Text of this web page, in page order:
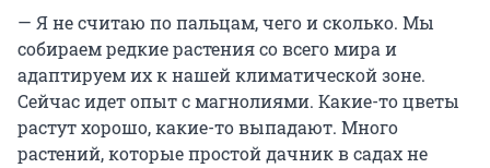
— Я не считаю по пальцам, чего и сколько. Мы
собираем редкие растения со всего мира и
адаптируем их к нашей климатической зоне.
Сейчас идет опыт с магнолиями. Какие-то цветы
растут хорошо, какие-то выпадают. Много
растений, которые простой дачник в садах не